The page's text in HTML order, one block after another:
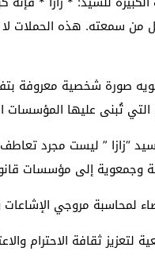
من سمعته. هذه الحملات
صورة شخصية معروفة
تُبنى عليها المؤسسات
“زازا ” ليست مجرد
وجمعوية إلى مؤسسات
لمحاسبة مروجي
لتعزيز ثقافة الاحترام